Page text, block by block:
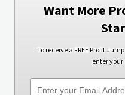
Want More
To receive a FREE Profit
enter